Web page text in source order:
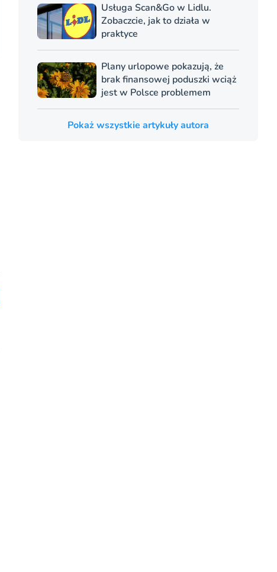
Usługa Scan&Go w Lidlu.
Zobaczcie, jak to działa w
praktyce
Plany urlopowe pokazują, że
brak finansowej poduszki wciąż
jest w Polsce problemem
Pokaż wszystkie artykuły autora